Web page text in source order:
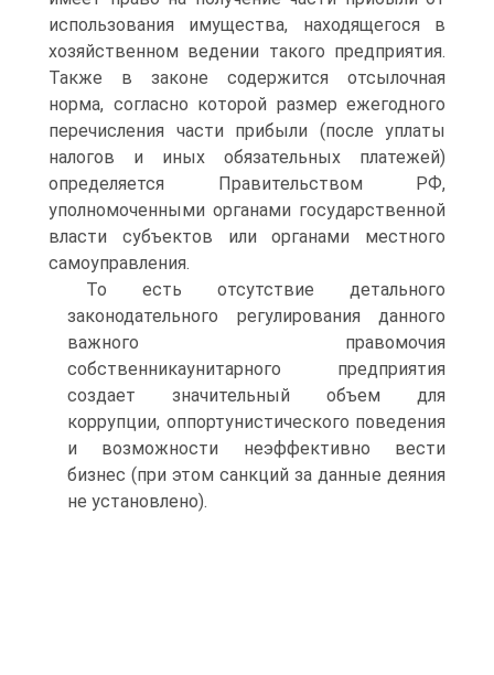
использования имущества, находящегося в
хозяйственном ведении такого предприятия.
Также в законе содержится отсылочная
норма, согласно которой размер ежегодного
перечисления части прибыли (после уплаты
налогов и иных обязательных платежей)
определяется Правительством РФ,
уполномоченными органами государственной
власти субъектов или органами местного
самоуправления.
То есть отсутствие детального
законодательного регулирования данного
важного правомочия
собственникаунитарного предприятия
создает значительный объем для
коррупции, оппортунистического поведения
и возможности неэффективно вести
бизнес (при этом санкций за данные деяния
не установлено).